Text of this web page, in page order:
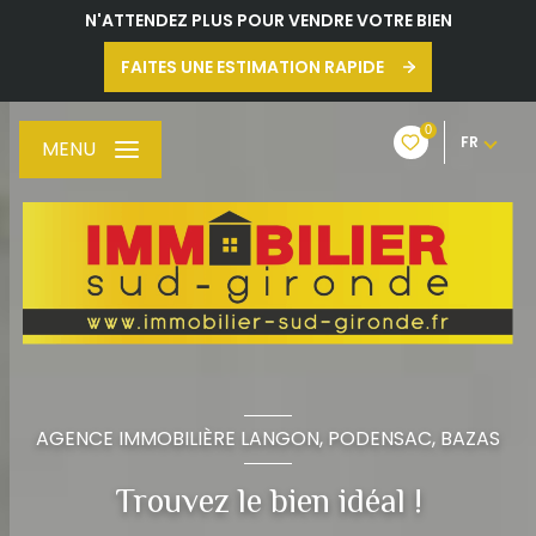
N'ATTENDEZ PLUS POUR VENDRE VOTRE BIEN
FAITES UNE ESTIMATION RAPIDE
0
FR
MENU
AGENCE IMMOBILIÈRE LANGON, PODENSAC, BAZAS
Trouvez le bien idéal !